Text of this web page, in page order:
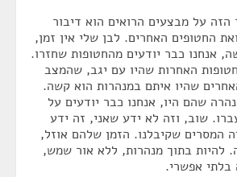
הזה על מבצעים הרואים הוא דיבור
החטופים האחרים. לבן שלי אין זמן,
אנחנו כבר יודעים מהחטופות שחזרו.
האחרות שהיו עם יגב, שהמצב
שהיו איתם במנהרות הוא קשה.
שהם היו, אנחנו כבר יודעים על
שוב, וזה לא ידע שאני, זה ידע
המסרים שקיבלנו. הזמן שלהם אוזל,
להיות בתוך מנהרות, ללא אור שמש,
בלתי אפשרי.